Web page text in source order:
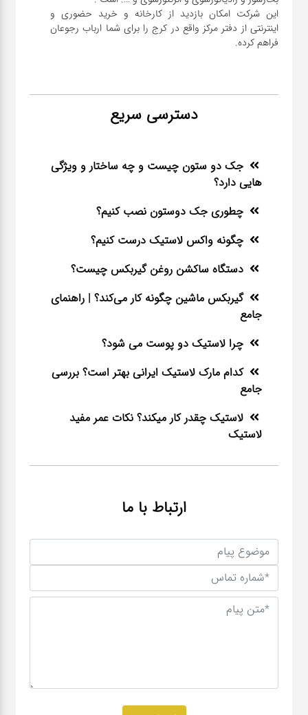
این شرکت امکان بازدید از کارخانه و خرید حضوری و
اینترنتی از دفتر مرکز واقع در کرج را برای شما ارباب رجوعان
فراهم کرده.
دسترسی سریع
جک دو ستون چیست و چه ساختار و ویژگی
هایی دارد؟
چطوری جک دوستون نصب کنیم؟
چگونه واکس لاستیک درست کنیم؟
دستگاه ساکشن روغن گیربکس چیست؟
گیربکس ماشین چگونه کار می‌کند؟ | راهنمای
جامع
چرا لاستیک دو پوست می شود؟
کدام مارک لاستیک ایرانی بهتر است؟ بررسی
جامع
لاستیک چقدر کار میکند؟ نکات عمر مفید
لاستیک
ارتباط با ما